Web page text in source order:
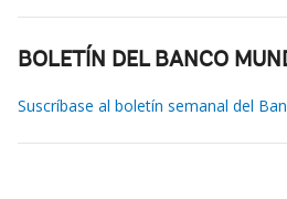
BOLETÍN DEL BANCO
Suscríbase al boletín semanal del